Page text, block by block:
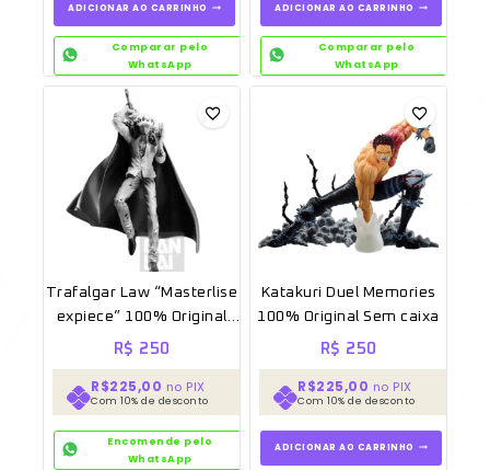
ADICIONAR AO CARRINHO
Comparar pelo
WhatsApp
ADICIONAR AO CARRINHO
Comparar pelo
WhatsApp
Trafalgar Law “Masterlise
expiece” 100% Original
Sem caixa
R$ 250
R$225,00 no PIX
Com 10% de desconto
Encomende pelo
WhatsApp
Katakuri Duel Memories
100% Original Sem caixa
R$ 250
R$225,00 no PIX
Com 10% de desconto
ADICIONAR AO CARRINHO